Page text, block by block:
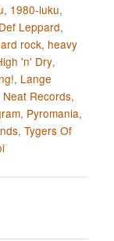
, 1980-luku,
Def Leppard,
rock, heavy
'n' Dry,
, Lange
Neat Records,
, Pyromania,
,Tygers Of